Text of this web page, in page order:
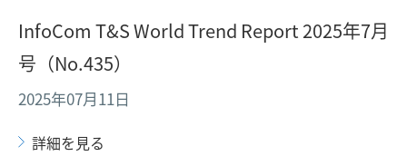
InfoCom T&S World Trend Report 2025年7月
号（No.435）
2025年07月11日
詳細を見る